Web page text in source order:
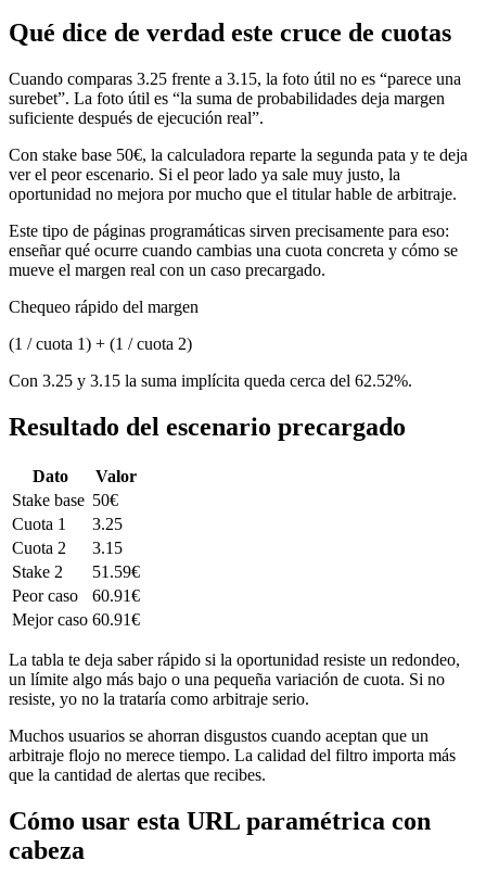
Qué dice de verdad este cruce de cuotas
Cuando comparas 3.25 frente a 3.15, la foto útil no es “parece una
surebet”. La foto útil es “la suma de probabilidades deja margen
suficiente después de ejecución real”.
Con stake base 50€, la calculadora reparte la segunda pata y te deja
ver el peor escenario. Si el peor lado ya sale muy justo, la
oportunidad no mejora por mucho que el titular hable de arbitraje.
Este tipo de páginas programáticas sirven precisamente para eso:
enseñar qué ocurre cuando cambias una cuota concreta y cómo se
mueve el margen real con un caso precargado.
Chequeo rápido del margen
(1 / cuota 1) + (1 / cuota 2)
Con 3.25 y 3.15 la suma implícita queda cerca del 62.52%.
Resultado del escenario precargado
Dato
Valor
Stake base 50€
Cuota 1
3.25
Cuota 2
3.15
Stake 2
51.59€
Peor caso
60.91€
Mejor caso 60.91€
La tabla te deja saber rápido si la oportunidad resiste un redondeo,
un límite algo más bajo o una pequeña variación de cuota. Si no
resiste, yo no la trataría como arbitraje serio.
Muchos usuarios se ahorran disgustos cuando aceptan que un
arbitraje flojo no merece tiempo. La calidad del filtro importa más
que la cantidad de alertas que recibes.
Cómo usar esta URL paramétrica con
cabeza